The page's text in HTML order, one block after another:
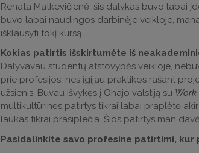
Renata Matkevičienė, šis dalykas buvo labai
buvo labai naudingos darbinėje veikloje,
išklausyti tokį kursą.
Kokias patirtis išskirtumėte iš
Dalyvavau studentų atstovybės veikloje,
prie profesijos, nes įgijau praktikos rašant
užsienis. Buvau išvykęs į Ohajo valstiją su
multikultūrinės patirtys tikrai labai praplėtė
laukas tikrai prasiplečia. Šios patirtys man
Pasidalinkite savo profesine patirtimi,